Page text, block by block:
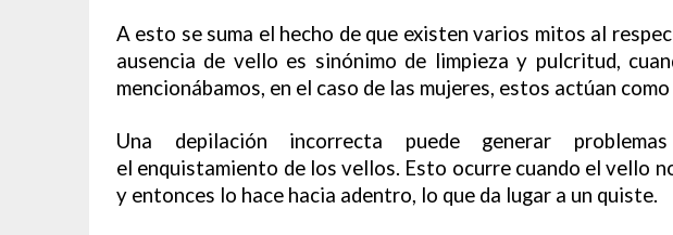
A esto se suma el hecho de que existen varios mitos al
ausencia de vello es sinónimo de limpieza y pulcritud,
mencionábamos, en el caso de las mujeres, estos actúan
Una depilación incorrecta puede generar
el enquistamiento de los vellos. Esto ocurre cuando el vello
y entonces lo hace hacia adentro, lo que da lugar a un quiste.